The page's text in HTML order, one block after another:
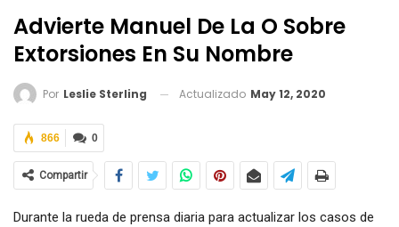
Advierte Manuel De La O Sobre
Extorsiones En Su Nombre
Por Leslie Sterling Actualizado May 12, 2020
0
866
Compartir
Durante la rueda de prensa diaria para actualizar los casos de